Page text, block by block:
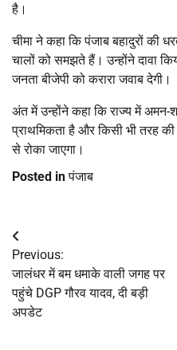
है।
चीमा ने कहा कि पंजाब बहादुरों की
चालों को समझते हैं। उन्होंने दावा
जनता बीजेपी को करारा जवाब देगी।
अंत में उन्होंने कहा कि राज्य में अमन-
प्राथमिकता है और किसी भी तरह
से रोका जाएगा।
Posted inपंजाब
Post
navigation
Previous:
जालंधर में बम धमाके वाली जगह पर
पहुंचे DGP गौरव यादव, दी बड़ी
अपडेट